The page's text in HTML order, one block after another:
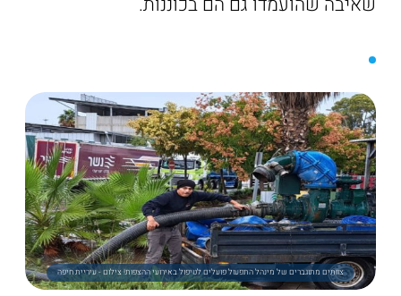
צוותים מתוגברים של מינהל התפעול פועלים לטיפול באירועי ההצפות! צילום - עיריית חיפה